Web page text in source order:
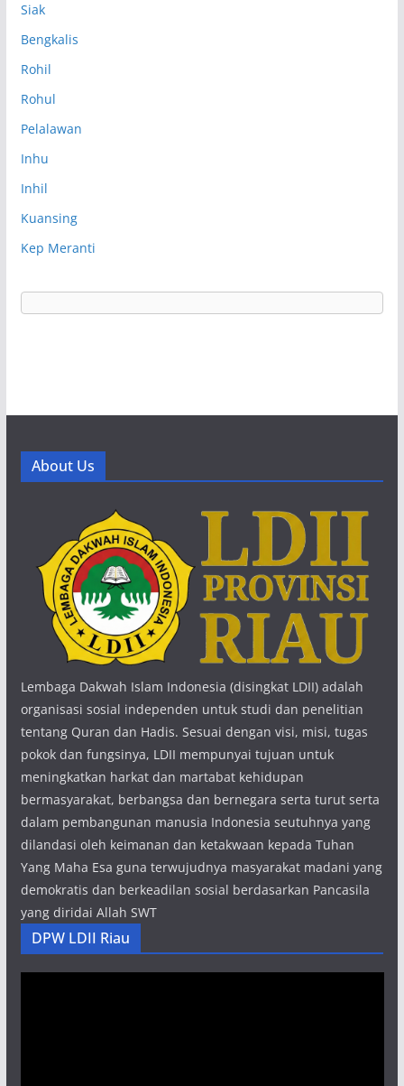
Siak
Bengkalis
Rohil
Rohul
Pelalawan
Inhu
Inhil
Kuansing
Kep Meranti
About Us
Lembaga Dakwah Islam Indonesia (disingkat LDII) adalah
organisasi sosial independen untuk studi dan penelitian
tentang Quran dan Hadis. Sesuai dengan visi, misi, tugas
pokok dan fungsinya, LDII mempunyai tujuan untuk
meningkatkan harkat dan martabat kehidupan
bermasyarakat, berbangsa dan bernegara serta turut serta
dalam pembangunan manusia Indonesia seutuhnya yang
dilandasi oleh keimanan dan ketakwaan kepada Tuhan
Yang Maha Esa guna terwujudnya masyarakat madani yang
demokratis dan berkeadilan sosial berdasarkan Pancasila
yang diridai Allah SWT
DPW LDII Riau